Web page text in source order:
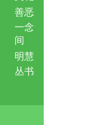
善恶
一念
间
明慧
丛书